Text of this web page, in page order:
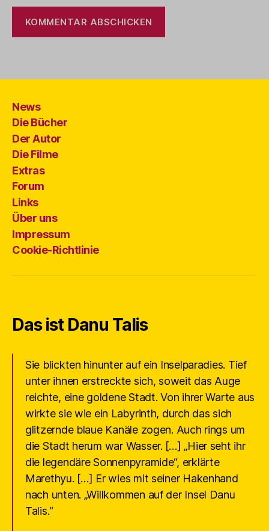
News
Die Bücher
Der Autor
Die Filme
Extras
Forum
Links
Über uns
Impressum
Cookie-Richtlinie
Das ist Danu Talis
Sie blickten hinunter auf ein Inselparadies. Tief
unter ihnen erstreckte sich, soweit das Auge
reichte, eine goldene Stadt. Von ihrer Warte aus
wirkte sie wie ein Labyrinth, durch das sich
glitzernde blaue Kanäle zogen. Auch rings um
die Stadt herum war Wasser. […] „Hier seht ihr
die legendäre Sonnenpyramide“, erklärte
Marethyu. […] Er wies mit seiner Hakenhand
nach unten. „Willkommen auf der Insel Danu
Talis.“